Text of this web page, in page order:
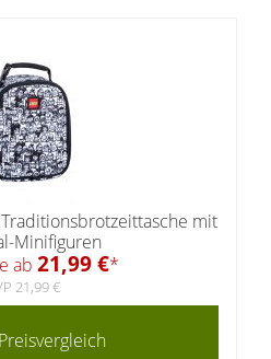
mit
Minifiguren
ab 21,99 €*
21,99 €